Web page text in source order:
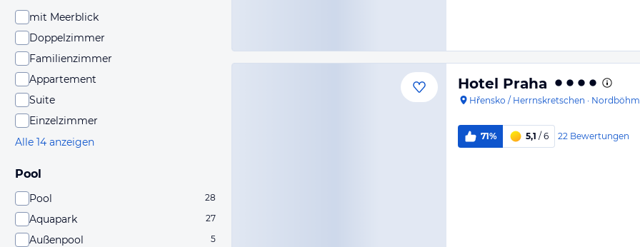
mit Meerblick
Doppelzimmer
Familienzimmer
Appartement
Suite
Einzelzimmer
Alle 14 anzeigen
Pool
Pool 28
Aquapark 27
Außenpool 5
Hotel Praha
Hřensko / Herrnskretschen ·
71% 5,1 / 6 22 Bewertungen